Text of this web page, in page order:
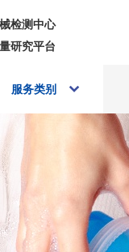
检测中心
研究平台
服务类别